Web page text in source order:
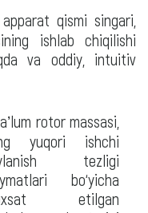
qismi singari,
ishlab chiqilishi
va oddiy, intuitiv
rotor massasi,
yuqori ishchi
tezligi
bo‘yicha
etilgan